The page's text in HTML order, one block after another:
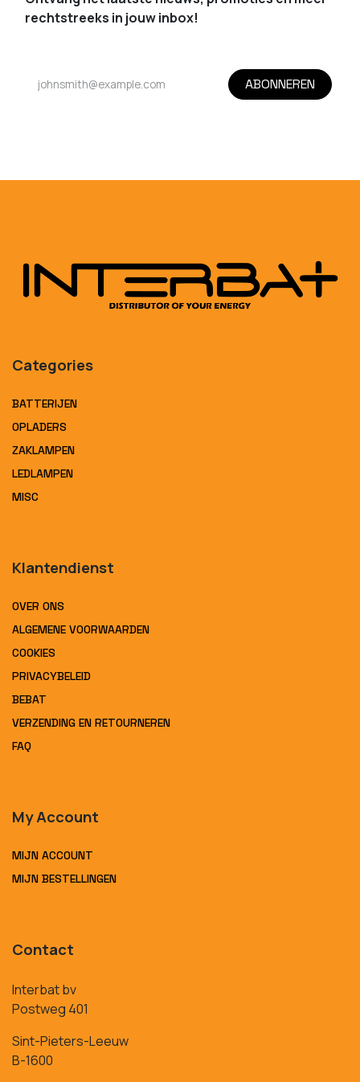
rechtstreeks in jouw inbox!
ABONNEREN
Categories
BATTERIJEN
OPLADERS
ZAKLAMPEN
LEDLAMPEN
MISC
Klantendienst
OVER ONS
ALGEMENE VOORWAARDEN
COOKIES
PRIVACYBELEID
BEBAT
VERZENDING EN RETOURNEREN
FAQ
My Account
MIJN ACCOUNT
MIJN BESTELLINGEN
Contact
Interbat bv
Postweg 401
Sint-Pieters-Leeuw
B-1600